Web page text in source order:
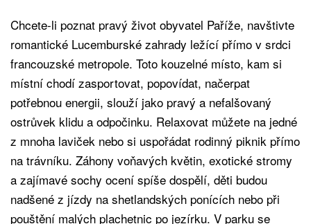
Chcete-li poznat pravý život obyvatel Paříže, navštivte
romantické Lucemburské zahrady ležící přímo v srdci
francouzské metropole. Toto kouzelné místo, kam si
místní chodí zasportovat, popovídat, načerpat
potřebnou energii, slouží jako pravý a nefalšovaný
ostrůvek klidu a odpočinku. Relaxovat můžete na jedné
z mnoha laviček nebo si uspořádat rodinný piknik přímo
na trávníku. Záhony voňavých květin, exotické stromy
a zajímavé sochy ocení spíše dospělí, děti budou
nadšené z jízdy na shetlandských ponících nebo při
pouštění malých plachetnic po jezírku. V parku se